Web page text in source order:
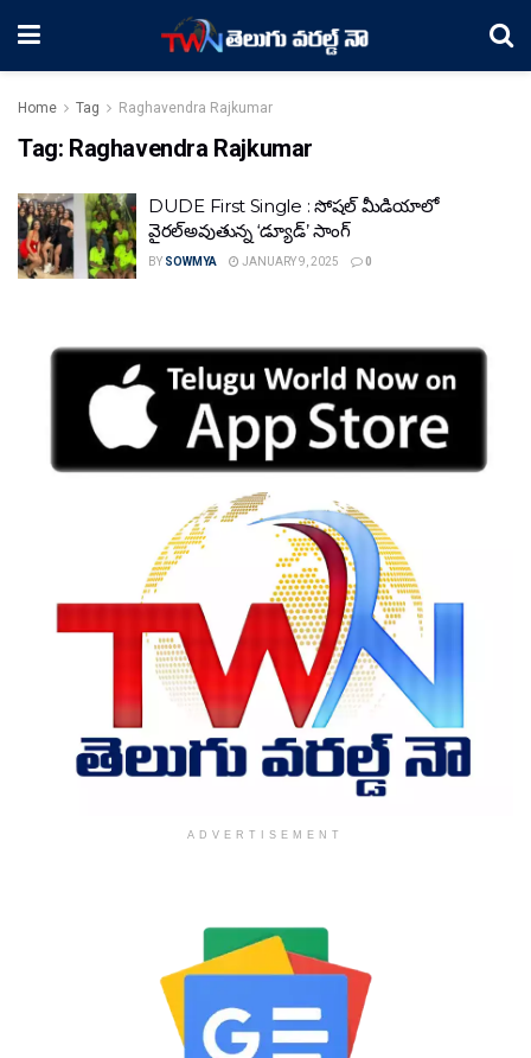
Home Tag Raghavendra Rajkumar
Tag: Raghavendra Rajkumar
DUDE First Single : సోషల్ మీడియాలో
వైరల్అవుతున్న ‘డ్యూడ్’ సాంగ్
BY SOWMYA JANUARY 9, 2025 0
ADVERTISEMENT